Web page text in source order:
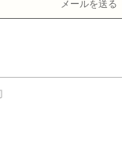
メールを送る